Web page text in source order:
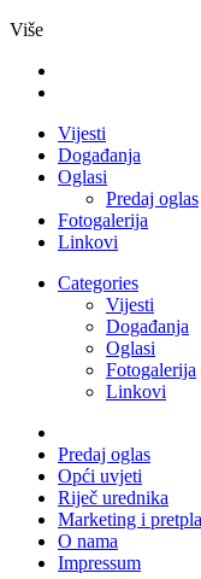
Više
Vijesti
Događanja
Oglasi
Predaj oglas
Fotogalerija
Linkovi
Categories
Vijesti
Događanja
Oglasi
Fotogalerija
Linkovi
Predaj oglas
Opći uvjeti
Riječ urednika
Marketing i
O nama
Impressum